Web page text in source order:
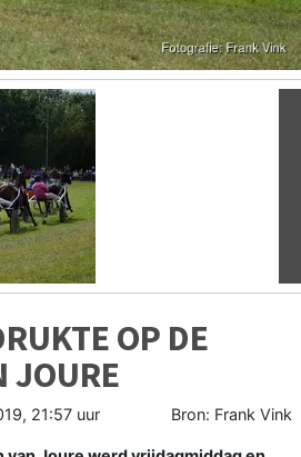
OP DE
JOURE
21:57 uur Bron: Frank Vink